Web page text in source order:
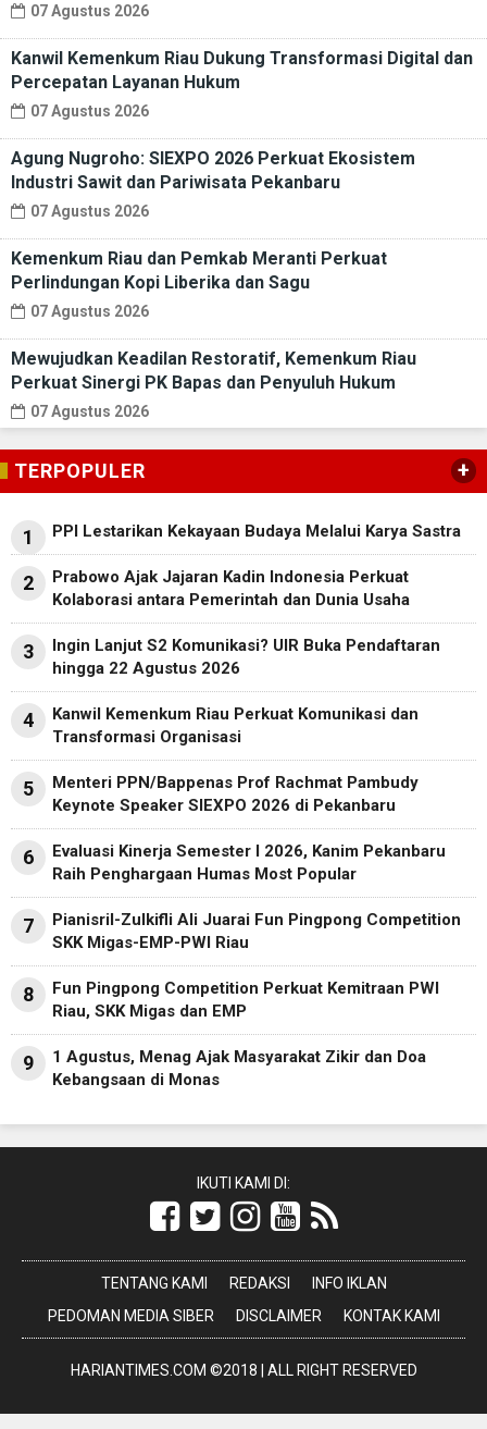
07 Agustus 2026
Kanwil Kemenkum Riau Dukung Transformasi Digital dan
Percepatan Layanan Hukum
07 Agustus 2026
Agung Nugroho: SIEXPO 2026 Perkuat Ekosistem
Industri Sawit dan Pariwisata Pekanbaru
07 Agustus 2026
Kemenkum Riau dan Pemkab Meranti Perkuat
Perlindungan Kopi Liberika dan Sagu
07 Agustus 2026
Mewujudkan Keadilan Restoratif, Kemenkum Riau
Perkuat Sinergi PK Bapas dan Penyuluh Hukum
07 Agustus 2026
TERPOPULER +
1 PPI Lestarikan Kekayaan Budaya Melalui Karya Sastra
2
Prabowo Ajak Jajaran Kadin Indonesia Perkuat
Kolaborasi antara Pemerintah dan Dunia Usaha
3
Ingin Lanjut S2 Komunikasi? UIR Buka Pendaftaran
hingga 22 Agustus 2026
4
Kanwil Kemenkum Riau Perkuat Komunikasi dan
Transformasi Organisasi
5
Menteri PPN/Bappenas Prof Rachmat Pambudy
Keynote Speaker SIEXPO 2026 di Pekanbaru
6
Evaluasi Kinerja Semester I 2026, Kanim Pekanbaru
Raih Penghargaan Humas Most Popular
7
Pianisril-Zulkifli Ali Juarai Fun Pingpong Competition
SKK Migas-EMP-PWI Riau
8
Fun Pingpong Competition Perkuat Kemitraan PWI
Riau, SKK Migas dan EMP
9
1 Agustus, Menag Ajak Masyarakat Zikir dan Doa
Kebangsaan di Monas
IKUTI KAMI DI:
TENTANG KAMI REDAKSI
INFO IKLAN
PEDOMAN MEDIA SIBER
DISCLAIMER KONTAK KAMI
HARIANTIMES.COM ©2018 | ALL RIGHT RESERVED